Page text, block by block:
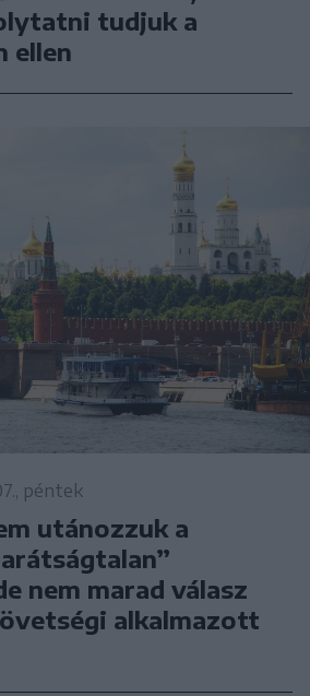
tudjuk a
ellen
péntek
utánozzuk a
nem marad válasz
alkalmazott